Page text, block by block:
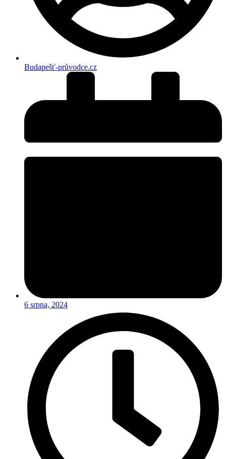
Budapešť-průvodce.cz
6 srpna, 2024